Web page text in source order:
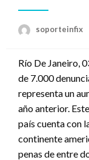
soporteinfix
Río De Janeiro,
de 7.000
representa un
año anterior.
país cuenta con
continente
penas de entre